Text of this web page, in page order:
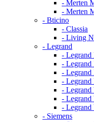
- Merten
- Merten
- Bticino
- Classia
- Living
- Legrand
- Legrand
- Legrand
- Legrand
- Legrand
- Legrand
- Legrand
- Legrand
- Siemens